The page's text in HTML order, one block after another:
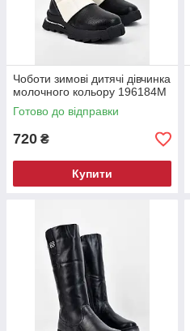
Чоботи зимові дитячі дівчинка
молочного кольору 196184M
Готово до відправки
720 ₴
Купити